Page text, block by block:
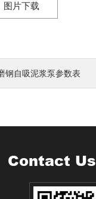
图片下载
钢自吸泥浆泵参数表
Contact Us